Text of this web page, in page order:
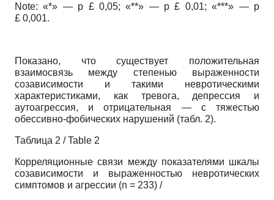
Note: «*» — p £ 0,05; «**» — p £ 0,01; «***» — p
£ 0,001.
Показано, что существует положительная
взаимосвязь между степенью выраженности
созависимости и такими невротическими
характеристиками, как тревога, депрессия и
аутоагрессия, и отрицательная — с тяжестью
обессивно-фобических нарушений (табл. 2).
Таблица 2 / Table 2
Корреляционные связи между показателями шкалы
созависимости и выраженностью невротических
симптомов и агрессии (n = 233) /